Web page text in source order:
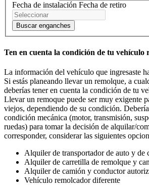
Fecha de instalación Fecha de retiro
Buscar enganches
Ten en cuenta la condición de tu vehículo
La información del vehículo que ingresaste
Si estás planeando llevar un remolque, a
deberías tener en cuenta la condición de tu
Llevar un remoque puede ser muy exigente
viejos, dependiendo de su condición.
condición mecánica (motor, transmisión,
ruedas) para tomar la decisión de alquilar/
corresponder, considerar las siguientes
Alquiler de transportador de auto y de
Alquiler de carretilla de remolque y
Alquiler de camión y conductor
Vehículo remolcador diferente